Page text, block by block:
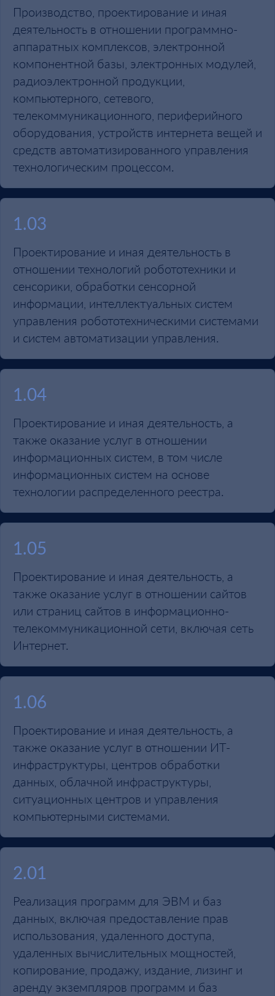
Производство, проектирование и иная
деятельность в отношении программно-
аппаратных комплексов, электронной
компонентной базы, электронных модулей,
радиоэлектронной продукции,
компьютерного, сетевого,
телекоммуникационного, периферийного
оборудования, устройств интернета вещей и
средств автоматизированного управления
технологическим процессом.
1.03
Проектирование и иная деятельность в
отношении технологий робототехники и
сенсорики, обработки сенсорной
информации, интеллектуальных систем
управления робототехническими системами
и систем автоматизации управления.
1.04
Проектирование и иная деятельность, а
также оказание услуг в отношении
информационных систем, в том числе
информационных систем на основе
технологии распределенного реестра.
1.05
Проектирование и иная деятельность, а
также оказание услуг в отношении сайтов
или страниц сайтов в информационно-
телекоммуникационной сети, включая сеть
Интернет.
1.06
Проектирование и иная деятельность, а
также оказание услуг в отношении ИТ-
инфраструктуры, центров обработки
данных, облачной инфраструктуры,
ситуационных центров и управления
компьютерными системами.
2.01
Реализация программ для ЭВМ и баз
данных, включая предоставление прав
использования, удаленного доступа,
удаленных вычислительных мощностей,
копирование, продажу, издание, лизинг и
аренду экземпляров программ и баз